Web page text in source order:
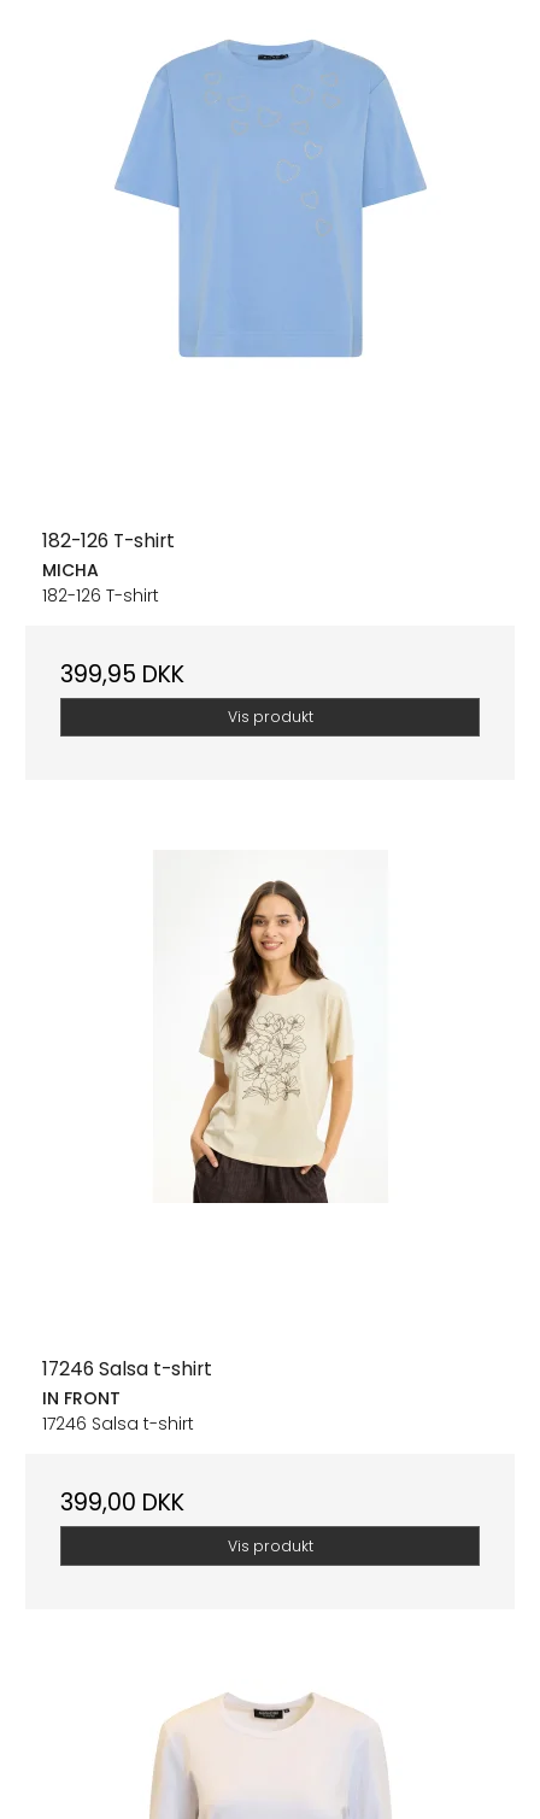
182-126 T-shirt
MICHA
182-126 T-shirt
399,95 DKK
Vis produkt
17246 Salsa t-shirt
IN FRONT
17246 Salsa t-shirt
399,00 DKK
Vis produkt